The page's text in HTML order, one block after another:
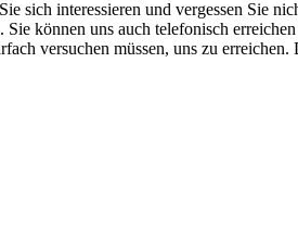
interessieren und vergessen Sie
können uns auch telefonisch
versuchen müssen, uns zu